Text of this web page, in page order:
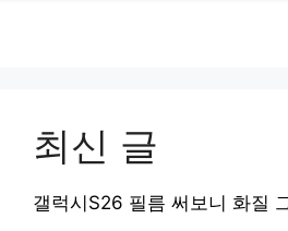
최신 글
갤럭시S26 필름 써보니 화질